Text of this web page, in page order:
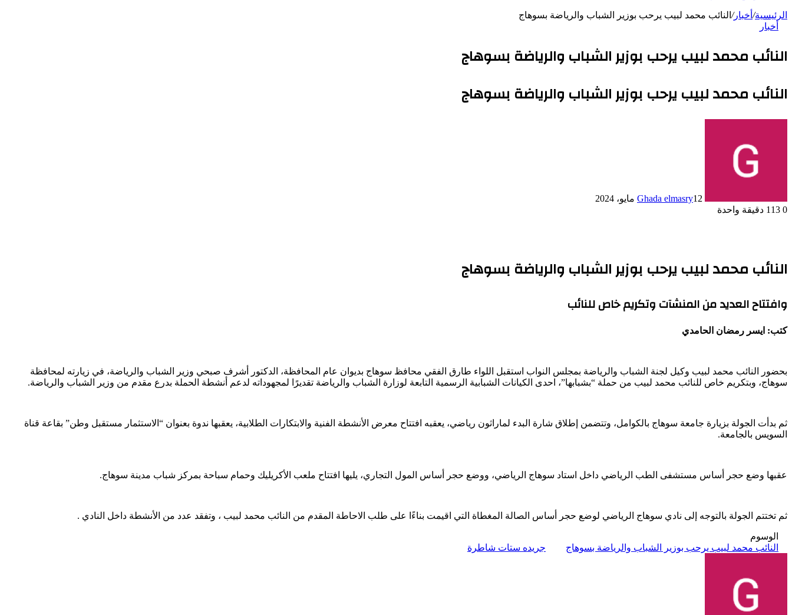
الرئيسية/ أخبار/ النائب محمد لبيب يرحب بوزير الشباب والرياضة بسوهاج
أخبار
النائب محمد لبيب يرحب بوزير الشباب والرياضة بسوهاج
النائب محمد لبيب يرحب بوزير الشباب والرياضة بسوهاج
Ghada elmasry12 مايو، 2024
0
دقيقة واحدة
النائب محمد لبيب يرحب بوزير الشباب والرياضة بسوهاج
وافتتاح العديد من المنشآت وتكريم خاص للنائب
كتب: ايسر رمضان الحامدي
بحضور النائب محمد لبيب وكيل لجنة الشباب والرياضة بمجلس النواب استقبل اللواء طارق الفقي محافظ سوهاج بديوان عام المحافظة، الدكتور أشرف صبحي وزير الشباب والرياضة، في زيارته لمحافظة
سوهاج، وبتكريم خاص للنائب محمد لبيب من حملة “بشبابها”، احدى الكيانات الشبابية الرسمية التابعة لوزارة الشباب والرياضة تقديرًا لمجهوداته لدعم أنشطة الحملة بدرع مقدم من وزير الشباب والرياضة.
ثم بدأت الجولة بزيارة جامعة سوهاج بالكوامل، وتتضمن إطلاق شارة البدء لماراثون رياضي، يعقبه افتتاح معرض الأنشطة الفنية والابتكارات الطلابية، يعقبها ندوة بعنوان “الاستثمار مستقبل وطن” بقاعة قناة
السويس بالجامعة.
عقبها وضع حجر أساس مستشفى الطب الرياضي داخل استاد سوهاج الرياضي، ووضع حجر أساس المول التجاري، يليها افتتاح ملعب الأكريليك وحمام سباحة بمركز شباب مدينة سوهاج.
ثم تختتم الجولة بالتوجه إلى نادي سوهاج الرياضي لوضع حجر أساس الصالة المغطاة التي اقيمت بناءًا على طلب الاحاطة المقدم من النائب محمد لبيب ، وتفقد عدد من الأنشطة داخل النادي .
الوسوم
النائب محمد لبيب يرحب بوزير الشباب والرياضة بسوهاج
جريده ستات شاطرة